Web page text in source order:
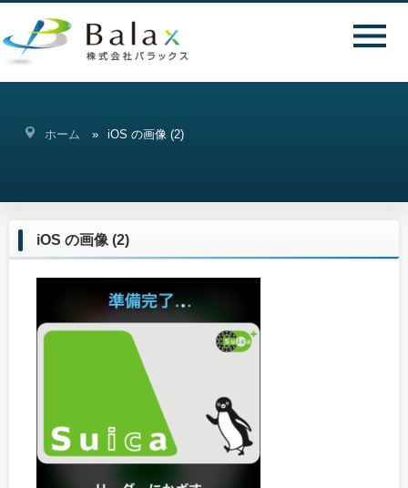
ホーム iOS の画像 (2)
iOS の画像 (2)